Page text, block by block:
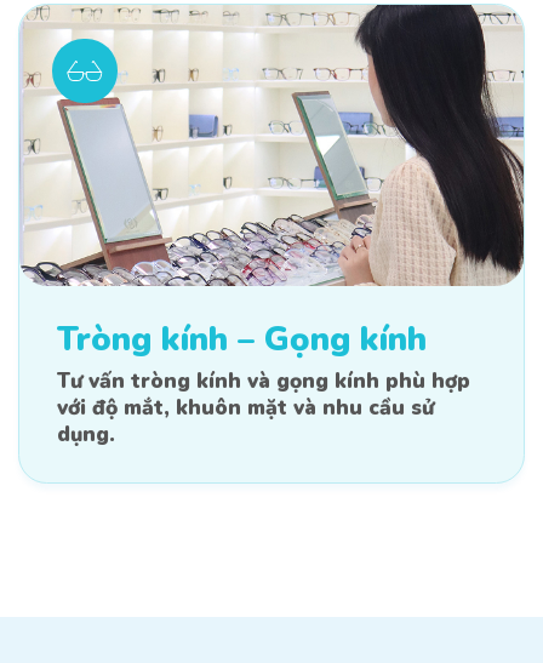
Tròng kính – Gọng kính
Tư vấn tròng kính và gọng kính phù hợp
với độ mắt, khuôn mặt và nhu cầu sử
dụng.